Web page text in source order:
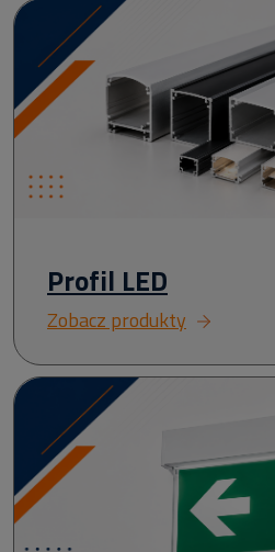
Profil LED
Zobacz produkty